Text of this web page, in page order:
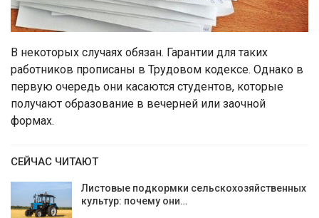
В некоторых случаях обязан. Гарантии для таких
работников прописаны в Трудовом кодексе. Однако в
первую очередь они касаются студентов, которые
получают образование в вечерней или заочной
формах.
СЕЙЧАС ЧИТАЮТ
Листовые подкормки сельскохозяйственных
культур: почему они…